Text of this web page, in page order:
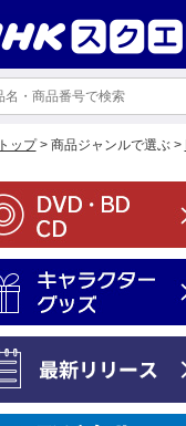
トップ> 商品ジャンルで選ぶ >